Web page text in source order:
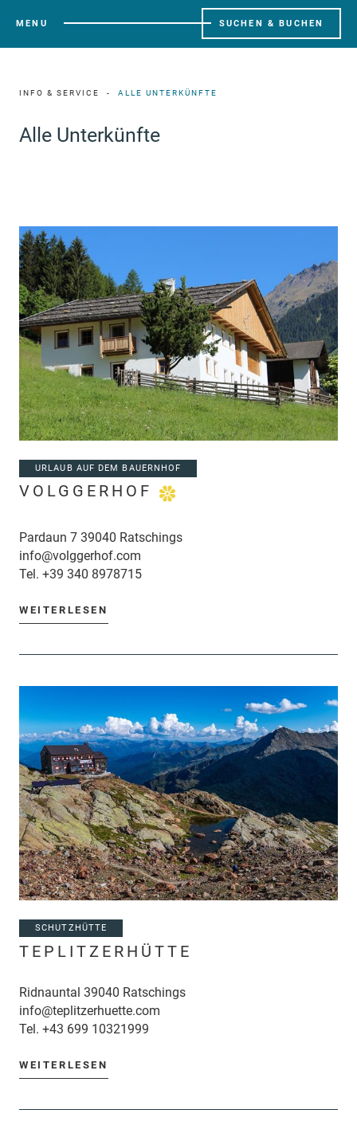
MENU SUCHEN & BUCHEN
INFO & SERVICE ALLE UNTERKÜNFTE
Alle Unterkünfte
URLAUB AUF DEM BAUERNHOF
VOLGGERHOF
Pardaun 7 39040 Ratschings
info@volggerhof.com
Tel. +39 340 8978715
WEITERLESEN
SCHUTZHÜTTE
TEPLITZERHÜTTE
Ridnauntal 39040 Ratschings
info@teplitzerhuette.com
Tel. +43 699 10321999
WEITERLESEN